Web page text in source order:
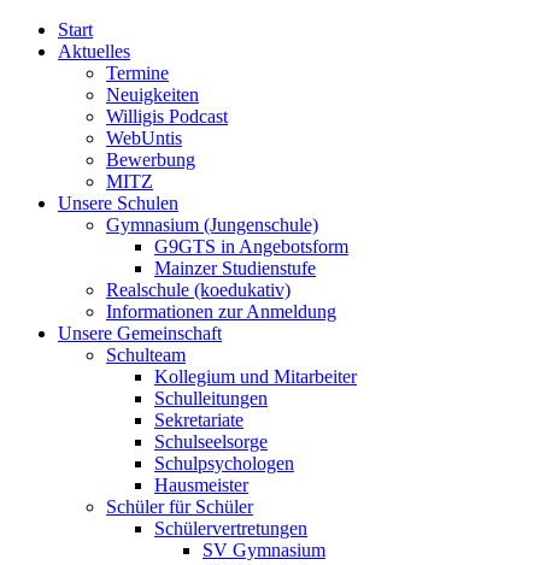
Start
Aktuelles
Termine
Neuigkeiten
Willigis Podcast
WebUntis
Bewerbung
MITZ
Unsere Schulen
Gymnasium (Jungenschule)
G9GTS in Angebotsform
Mainzer Studienstufe
Realschule (koedukativ)
Informationen zur Anmeldung
Unsere Gemeinschaft
Schulteam
Kollegium und Mitarbeiter
Schulleitungen
Sekretariate
Schulseelsorge
Schulpsychologen
Hausmeister
Schüler für Schüler
Schülervertretungen
SV Gymnasium